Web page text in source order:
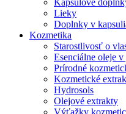
Lieky
Doplnky v
Kozmetika
Starostlivosť o
Esenciálne oleje
Prírodné
Kozmetické
Hydrosols
Olejové extrakty
Výťažky